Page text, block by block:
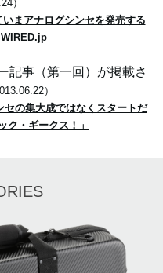
）
まアナログシンセを発売する
記事（第一回）が掲載さ
）
の集大成ではなくスタートだ
ク・ギークス！」